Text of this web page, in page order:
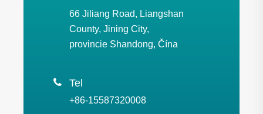
66 Jiliang Road, Liangshan
County, Jining City,
provincie Shandong, Čína
 Tel
+86-15587320008